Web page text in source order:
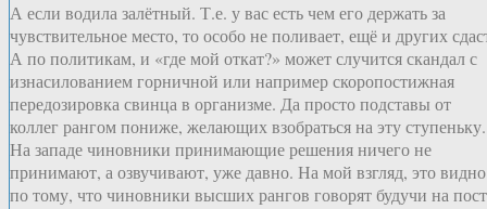
А если водила залётный. Т.е. у вас есть чем его держать за
чувствительное место, то особо не поливает, ещё и других
А по политикам, и «где мой откат?» может случится скандал с
изнасилованием горничной или например скоропостижная
передозировка свинца в организме. Да просто подставы от
коллег рангом пониже, желающих взобраться на эту ступеньку.
На западе чиновники принимающие решения ничего не
принимают, а озвучивают, уже давно. На мой взгляд, это видно
по тому, что чиновники высших рангов говорят будучи на